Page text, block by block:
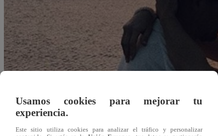
Redacción Latina
Usamos cookies para mejorar tu
experiencia.
Este sitio utiliza cookies para analizar el tráfico y personalizar